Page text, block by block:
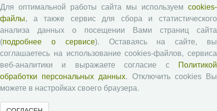
Памятка рецензенту
Положение о рецензировании
Форма рецензии
Журналы ВолНЦ РАН
Экономические и социальные перемены
Для оптимальной работы сайта мы используем cookies-
файлы, а также сервис для сбора и статистического
анализа данных о посещении Вами страниц сайта
(подробнее о сервисе). Оставаясь на сайте, вы
соглашаетесь на использование cookies-файлов, сервиса
веб-аналитики и выражаете согласие с
Политикой
обработки персональных данных. Отключить cookies Вы
можете в настройках своего браузера.